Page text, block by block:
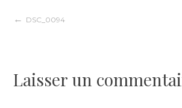
Navigation
l’article
DSC_0094
Laisser un